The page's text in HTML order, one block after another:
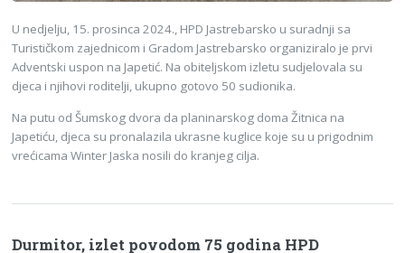
U nedjelju, 15. prosinca 2024., HPD Jastrebarsko u suradnji sa
Turističkom zajednicom i Gradom Jastrebarsko organiziralo je prvi
Adventski uspon na Japetić. Na obiteljskom izletu sudjelovala su
djeca i njihovi roditelji, ukupno gotovo 50 sudionika.
Na putu od Šumskog dvora da planinarskog doma Žitnica na
Japetiću, djeca su pronalazila ukrasne kuglice koje su u prigodnim
vrećicama Winter Jaska nosili do kranjeg cilja.
Durmitor, izlet povodom 75 godina HPD